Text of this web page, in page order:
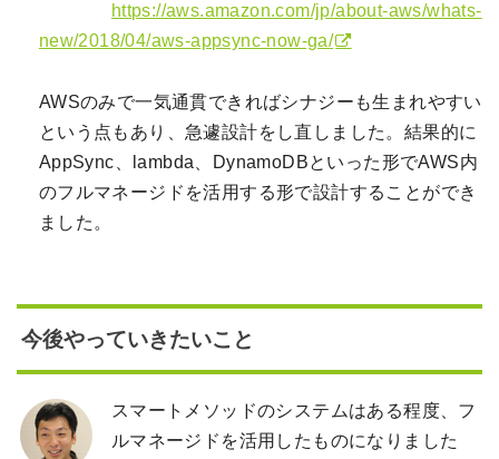
https://aws.amazon.com/jp/about-aws/whats-
new/2018/04/aws-appsync-now-ga/
AWSのみで一気通貫できればシナジーも生まれやすい
という点もあり、急遽設計をし直しました。結果的に
AppSync、lambda、DynamoDBといった形でAWS内
のフルマネージドを活用する形で設計することができ
ました。
今後やっていきたいこと
スマートメソッドのシステムはある程度、フ
ルマネージドを活用したものになりました